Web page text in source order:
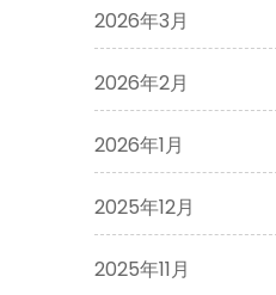
2026年3月
2026年2月
2026年1月
2025年12月
2025年11月